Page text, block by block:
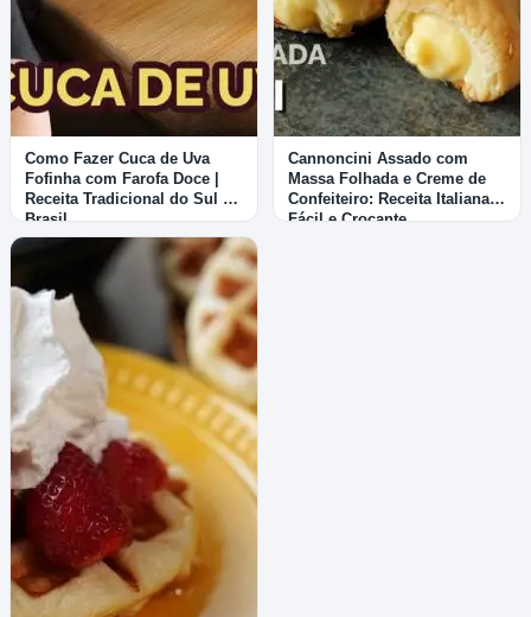
Como Fazer Cuca de Uva
Fofinha com Farofa Doce |
Receita Tradicional do Sul do
Brasil
Cannoncini Assado com
Massa Folhada e Creme de
Confeiteiro: Receita Italiana
Fácil e Crocante